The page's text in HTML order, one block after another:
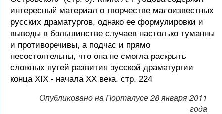
Опубликовано на Порталусе 28 января 2011
года